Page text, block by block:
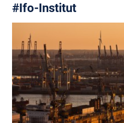
#Ifo-Institut